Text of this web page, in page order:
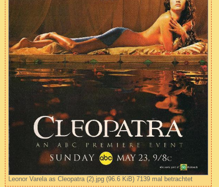
Leonor Varela as Cleopatra (2).jpg (96.6 KiB) 7139 mal betrachtet